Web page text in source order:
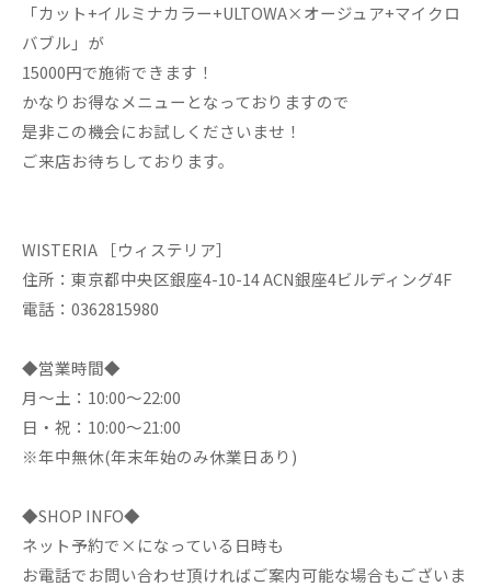
「カット+イルミナカラー+ULTOWA×オージュア+マイクロ
バブル」が
15000円で施術できます！
かなりお得なメニューとなっておりますので
是非この機会にお試しくださいませ！
ご来店お待ちしております。
WISTERIA ［ウィステリア］
住所：東京都中央区銀座4-10-14 ACN銀座4ビルディング4F
電話：0362815980
◆営業時間◆
月～土：10:00～22:00
日・祝：10:00～21:00
※年中無休(年末年始のみ休業日あり)
◆SHOP INFO◆
ネット予約で×になっている日時も
お電話でお問い合わせ頂ければご案内可能な場合もございま